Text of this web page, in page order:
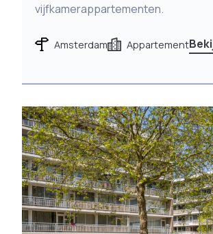
vijfkamerappartementen.
Amsterdam Appartement